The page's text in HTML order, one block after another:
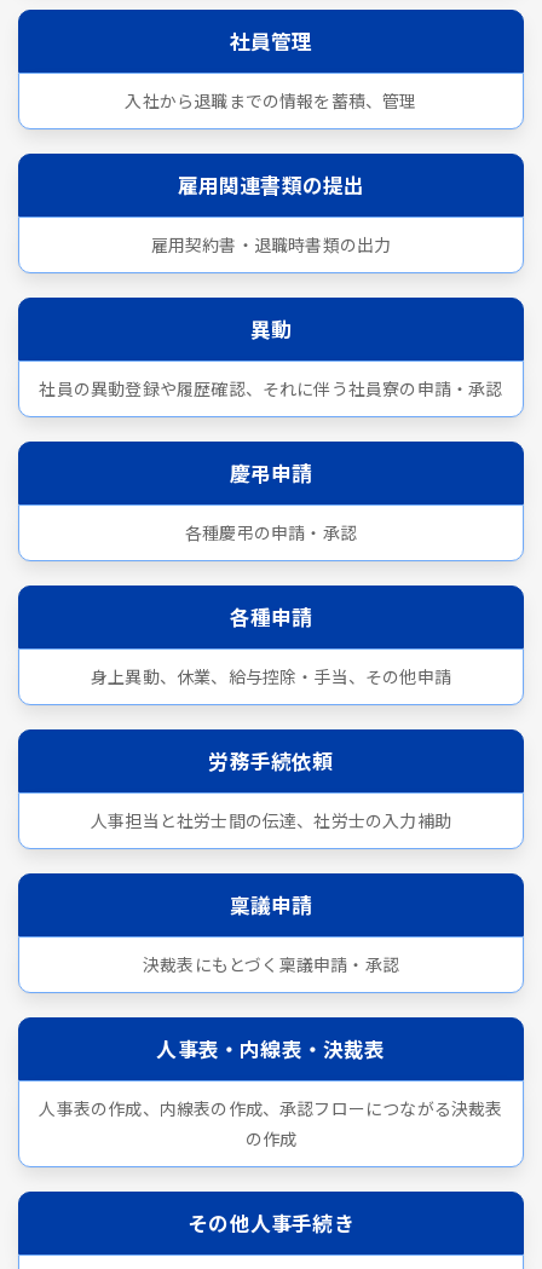
社員管理
入社から退職までの情報を蓄積、管理
雇用関連書類の提出
雇用契約書・退職時書類の出力
異動
社員の異動登録や履歴確認、それに伴う社員寮の申請・承認
慶弔申請
各種慶弔の申請・承認
各種申請
身上異動、休業、給与控除・手当、その他申請
労務手続依頼
人事担当と社労士間の伝達、社労士の入力補助
稟議申請
決裁表にもとづく稟議申請・承認
人事表・内線表・決裁表
人事表の作成、内線表の作成、承認フローにつながる決裁表
の作成
その他人事手続き